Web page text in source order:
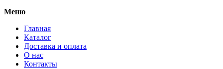
Меню
Главная
Каталог
Доставка и оплата
О нас
Контакты